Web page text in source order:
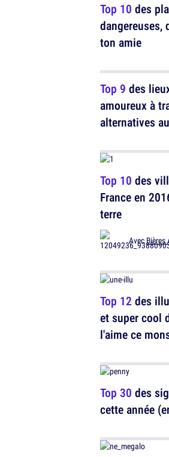
Top 10 des
dangereuses,
ton amie
Top 9 des
amoureux à
alternatives
Top 10 des
France en
terre
AvecBières
Top 12 des
et super cool
l'aime ce
Top 30 des
cette année